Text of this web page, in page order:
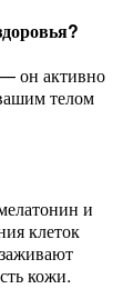
он активно
телом
и
клеток
кожи.